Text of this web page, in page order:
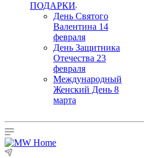
ПОДАРКИ
День Святого
Валентина 14
февраля
День Защитника
Отечества 23
февраля
Международный
Женский День 8
марта